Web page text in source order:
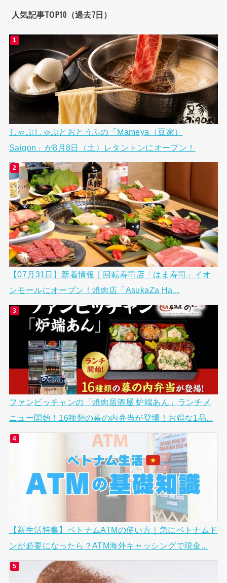
人気記事TOP10（過去7日）
しゃぶしゃぶとおとうふの「Mameya（豆家）
Saigon」が8月8日（土）レタントンにオープン！
【07月31日】新着情報｜回転寿司店「はま寿司」イオ
ンモールにオープン！焼肉店「AsukaZa Ha...
ファンビッチャンの「焼肉居酒屋 炉端あん」ランチメ
ニュー開始！16種類の幕の内弁当が登場！お得な1品...
【新生活特集】ベトナムATMの使い方｜急にベトナムド
ンが必要になったら？ATM海外キャッシングで現金...